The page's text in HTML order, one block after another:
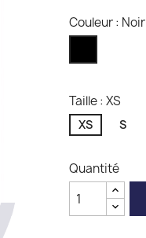
Couleur : Noir
Taille : XS
XS S
Quantité